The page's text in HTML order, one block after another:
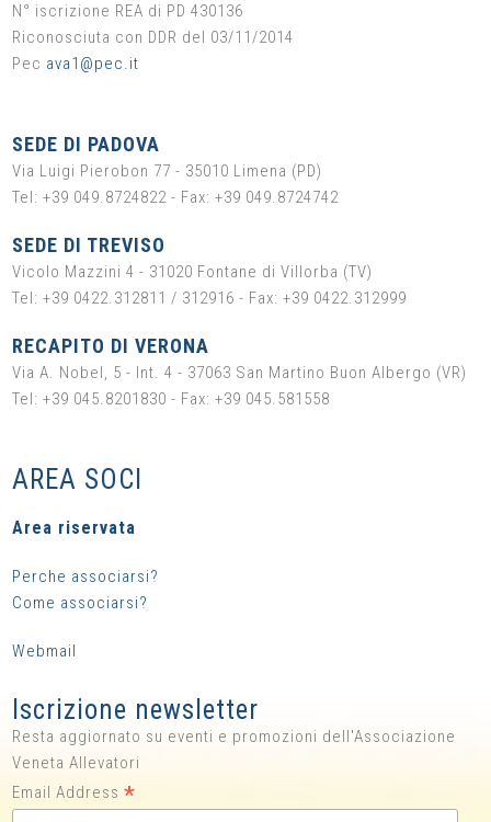
N° iscrizione REA di PD 430136
Riconosciuta con DDR del 03/11/2014
Pec ava1@pec.it
SEDE DI PADOVA
Via Luigi Pierobon 77 - 35010 Limena (PD)
Tel: +39 049.8724822 - Fax: +39 049.8724742
SEDE DI TREVISO
Vicolo Mazzini 4 - 31020 Fontane di Villorba (TV)
Tel: +39 0422.312811 / 312916 - Fax: +39 0422.312999
RECAPITO DI VERONA
Via A. Nobel, 5 - Int. 4 - 37063 San Martino Buon Albergo (VR)
Tel: +39 045.8201830 - Fax: +39 045.581558
AREA SOCI
Area riservata
Perche associarsi?
Come associarsi?
Webmail
Iscrizione newsletter
Resta aggiornato su eventi e promozioni dell'Associazione
Veneta Allevatori
Email Address*